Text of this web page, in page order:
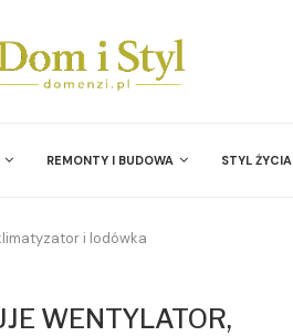
REMONTY I BUDOWA STYL ŻYCIA
i lodówka
WENTYLATOR,